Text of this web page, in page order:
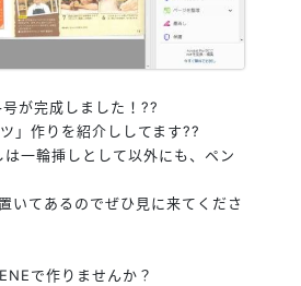
が完成しました！??
」作りを紹介ししてます??
は一輪挿しとして以外にも、ペン
いてあるのでぜひ見に来てくださ
で作りませんか？